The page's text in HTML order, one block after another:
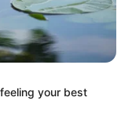
your best